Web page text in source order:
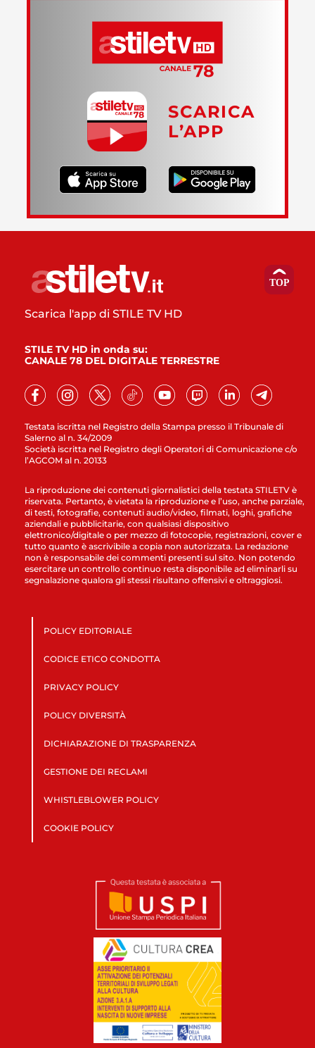
SCARICA
L’APP
Testata iscritta nel Registro della Stampa presso il Tribunale di
Salerno al n. 34/2009
Società iscritta nel Registro degli Operatori di Comunicazione c/o
l’AGCOM al n. 20133
Scarica l'app di STILE TV HD
STILE TV HD in onda su:
CANALE 78 DEL DIGITALE TERRESTRE
La riproduzione dei contenuti giornalistici della testata STILETV è
riservata. Pertanto, è vietata la riproduzione e l’uso, anche parziale,
di testi, fotografie, contenuti audio/video, filmati, loghi, grafiche
aziendali e pubblicitarie, con qualsiasi dispositivo
elettronico/digitale o per mezzo di fotocopie, registrazioni, cover e
tutto quanto è ascrivibile a copia non autorizzata. La redazione
non è responsabile dei commenti presenti sul sito. Non potendo
esercitare un controllo continuo resta disponibile ad eliminarli su
segnalazione qualora gli stessi risultano offensivi e oltraggiosi.
POLICY EDITORIALE
CODICE ETICO CONDOTTA
PRIVACY POLICY
POLICY DIVERSITÀ
DICHIARAZIONE DI TRASPARENZA
GESTIONE DEI RECLAMI
WHISTLEBLOWER POLICY
COOKIE POLICY